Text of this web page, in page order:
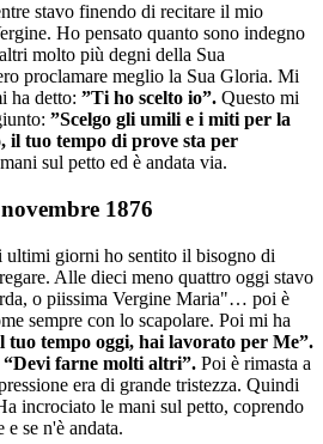
stavo finendo di recitare il mio
Ho pensato quanto sono indegno
molto più degni della Sua
proclamare meglio la Sua Gloria. Mi
ha detto: ”Ti ho scelto io”. Questo mi
”Scelgo gli umili e i miti per la
il tuo tempo di prove sta per
sul petto ed è andata via.
1876
ultimi giorni ho sentito il bisogno di
Alle dieci meno quattro oggi stavo
o piissima Vergine Maria"… poi è
sempre con lo scapolare. Poi mi ha
tuo tempo oggi, hai lavorato per Me”.
“Devi farne molti altri”. Poi è rimasta a
era di grande tristezza. Quindi
incrociato le mani sul petto, coprendo
e se n'è andata.